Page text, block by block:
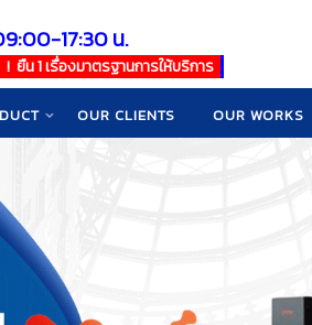
17:30 น.
น 1 เรื่องมาตรฐานการให้บริการ
OUR CLIENTS OUR WORKS